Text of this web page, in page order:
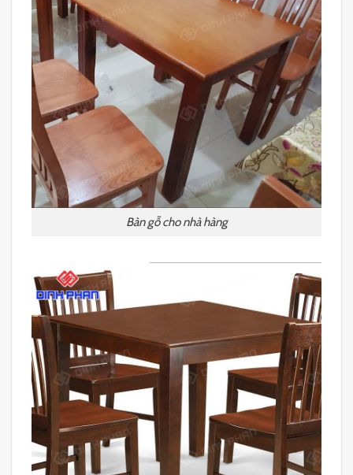
Bàn gỗ cho nhà hàng